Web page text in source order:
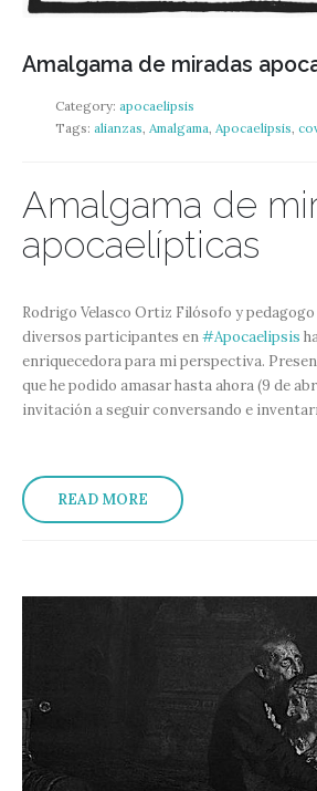
Amalgama de miradas
Category: apocaelipsis
Tags: alianzas Amalgama Apocaelipsis
Amalgama de
apocaelípticas
Rodrigo Velasco Ortiz Filósofo y
diversos participantes en#Apocaelipsis
enriquecedora para mi perspectiva.
que he podido amasar hasta ahora (9 de
invitación a seguir conversando e
READ MORE